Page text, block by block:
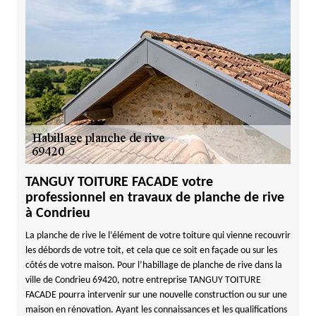
TANGUY TOITURE FACADE votre
professionnel en travaux de planche de rive
à Condrieu
La planche de rive le l’élément de votre toiture qui vienne recouvrir
les débords de votre toit, et cela que ce soit en façade ou sur les
côtés de votre maison. Pour l’habillage de planche de rive dans la
ville de Condrieu 69420, notre entreprise TANGUY TOITURE
FACADE pourra intervenir sur une nouvelle construction ou sur une
maison en rénovation. Ayant les connaissances et les qualifications